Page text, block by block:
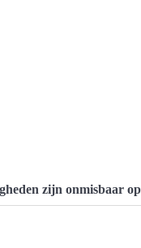
zijn onmisbaar